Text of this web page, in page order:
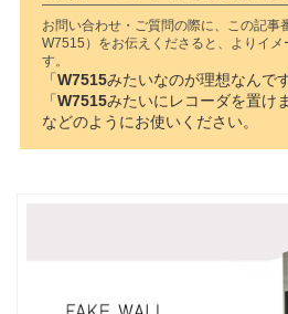
お問い合わせ・ご質問の際に、この記事
W7515）をお伝えくださると、よりイメ
す。
「W7515みたいなのが理想なんで
「W7515みたいにレコーダを置け
などのようにお使いください。